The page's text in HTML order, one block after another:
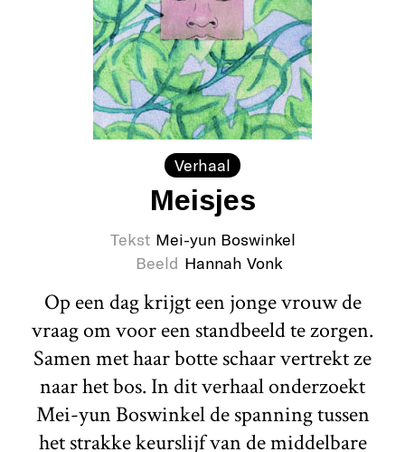
Verhaal
Meisjes
Tekst Mei-yun Boswinkel
Beeld Hannah Vonk
Op een dag krijgt een jonge vrouw de
vraag om voor een standbeeld te zorgen.
Samen met haar botte schaar vertrekt ze
naar het bos. In dit verhaal onderzoekt
Mei-yun Boswinkel de spanning tussen
het strakke keurslijf van de middelbare